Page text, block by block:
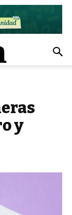
y